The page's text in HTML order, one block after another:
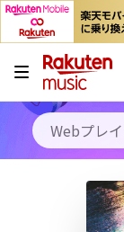
キャンペ
料金プラ
使い方
初回30日間